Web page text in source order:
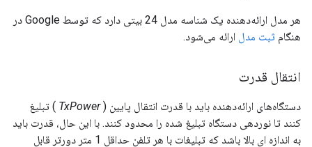
هر مدل ارائه‌دهنده یک شناسه مدل 24 بیتی دارد که توسط Google در
هنگام ثبت مدل ارائه می‌شود.
انتقال قدرت
دستگاه‌های ارائه‌دهنده باید با قدرت انتقال پایین (TxPower ) تبلیغ
کنند تا نوردهی دستگاه تبلیغ شده را محدود کنند. با این حال، قدرت باید
به اندازه ای بالا باشد که تبلیغات با هر تلفن حداقل 1 متر دورتر قابل